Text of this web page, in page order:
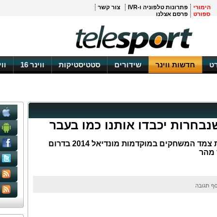
הימורי
ספורט
פתרונות טלפוניה ו-IVR
צור קשר
פרסם אצלנו
חדשות ווינר שידורים סטטיסטיקות ווינר 16
יכבדו אותנו כמו בעבר
כוכב נבחרת ארגנטינה נחוש לקראת צמד המשחקים במוקדמות מונדיאל 2014 בדרום
מהר